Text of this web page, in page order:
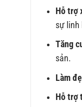
Hỗ trợ
sự linh
Tăng
sản.
Làm
Hỗ trợ